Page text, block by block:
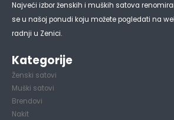
Najveći izbor ženskih i muških satova
se u našoj ponudi koju možete pogledati na
radnji u Zenici.
Kategorije
Ženski satovi
Muški satovi
Brendovi
Nakit